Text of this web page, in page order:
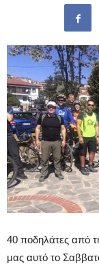
40 ποδηλάτες από
μας αυτό το